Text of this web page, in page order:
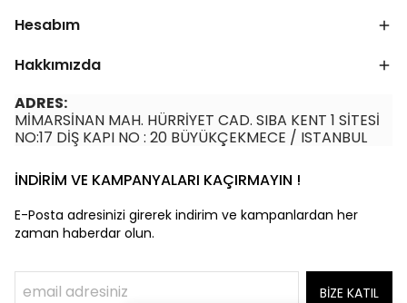
Hesabım
Hakkımızda
ADRES:
MİMARSİNAN MAH. HÜRRİYET CAD. SIBA KENT 1 SİTESİ
NO:17 DİŞ KAPI NO : 20 BÜYÜKÇEKMECE / ISTANBUL
İNDİRİM VE KAMPANYALARI KAÇIRMAYIN !
E-Posta adresinizi girerek indirim ve kampanlardan her
zaman haberdar olun.
BİZE KATIL